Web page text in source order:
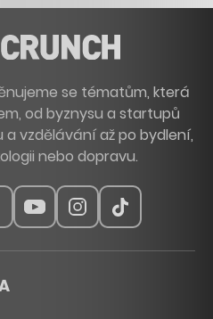
se tématům, která
od byznysu a startupů
vzdělávání až po bydlení,
nebo dopravu.